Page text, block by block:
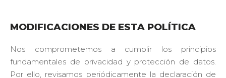
MODIFICACIONES DE ESTA POLÍTICA
Nos comprometemos a cumplir los principios
fundamentales de privacidad y protección de datos.
Por ello, revisamos periódicamente la declaración de